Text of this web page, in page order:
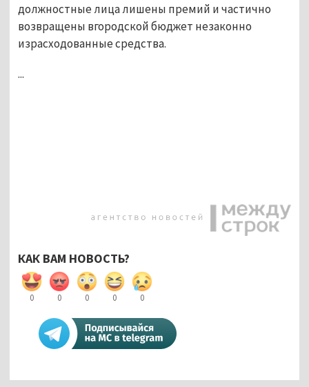
должностные лица лишены премий и частично
возвращены вгородской бюджет незаконно
израсходованные средства.
...
КАК ВАМ НОВОСТЬ?
0 0 0 0 0